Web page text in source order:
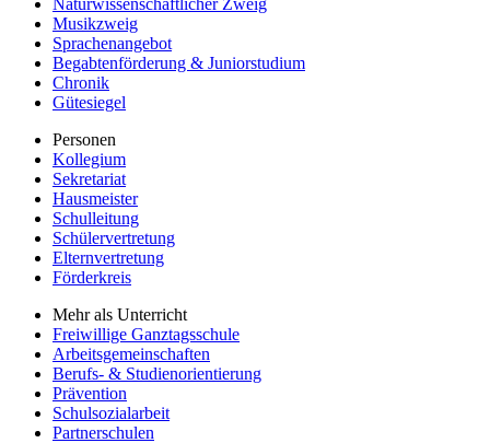
Naturwissenschaftlicher Zweig
Musikzweig
Sprachenangebot
Begabtenförderung & Juniorstudium
Chronik
Gütesiegel
Personen
Kollegium
Sekretariat
Hausmeister
Schulleitung
Schülervertretung
Elternvertretung
Förderkreis
Mehr als Unterricht
Freiwillige Ganztagsschule
Arbeitsgemeinschaften
Berufs- & Studienorientierung
Prävention
Schulsozialarbeit
Partnerschulen